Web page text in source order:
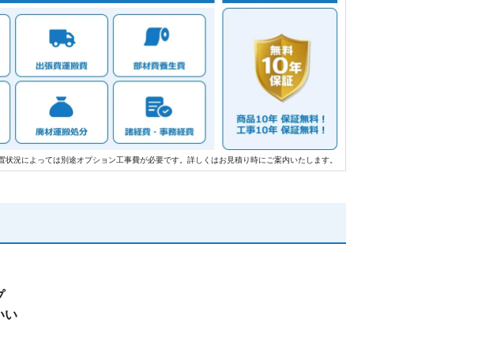
状況によっては別途オプション工事費が必要です。詳しくはお見積り時にご案内いたします。
い